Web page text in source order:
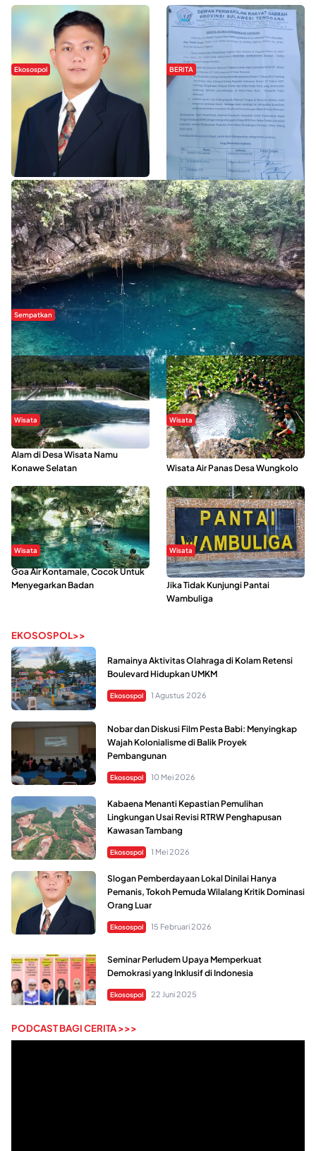
Ekosospol
Slogan Pemberdayaan Lokal
Dinilai Hanya Pemanis, Tokoh
Pemuda Wilalang Kritik Dominasi
Orang Luar
BERITA
Hipmawani Bersama DPRD Sultra
Sepakati RDP Perihal IUP
Pertambangan di Pulau Wawonii
WISATA SULTRA >>
Sempatkan
Danau Rebi-Rebi, Pesona Alam Tersembunyi di Morowali
Wisata
Menikmati Suasana Keindahan
Alam di Desa Wisata Namu
Konawe Selatan
Wisata
Sering Menjadi Tempat Refreshing
Mahasiswa KKN, Yuk Kunjungi
Wisata Air Panas Desa Wungkolo
Wisata
Goa Air Kontamale, Cocok Untuk
Menyegarkan Badan
Wisata
Berkunjung Ke Wakatobi, Nyesal
Jika Tidak Kunjungi Pantai
Wambuliga
EKOSOSPOL>>
Ramainya Aktivitas Olahraga di Kolam Retensi
Boulevard Hidupkan UMKM
Ekosospol 1 Agustus 2026
Nobar dan Diskusi Film Pesta Babi: Menyingkap
Wajah Kolonialisme di Balik Proyek
Pembangunan
Ekosospol 10 Mei 2026
Kabaena Menanti Kepastian Pemulihan
Lingkungan Usai Revisi RTRW Penghapusan
Kawasan Tambang
Ekosospol 1 Mei 2026
Slogan Pemberdayaan Lokal Dinilai Hanya
Pemanis, Tokoh Pemuda Wilalang Kritik Dominasi
Orang Luar
Ekosospol 15 Februari 2026
Seminar Perludem Upaya Memperkuat
Demokrasi yang Inklusif di Indonesia
Ekosospol 22 Juni 2025
PODCAST BAGI CERITA >>>